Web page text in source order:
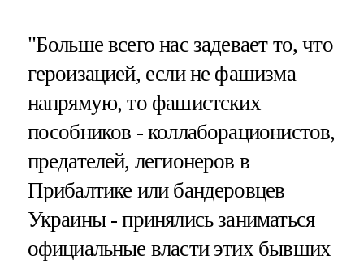
"Больше всего нас задевает то, что
героизацией, если не фашизма
напрямую, то фашистских
пособников - коллаборационистов,
предателей, легионеров в
Прибалтике или бандеровцев
Украины - принялись заниматься
официальные власти этих бывших